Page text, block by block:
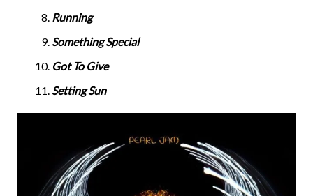
Running
Something Special
Got To Give
Setting Sun